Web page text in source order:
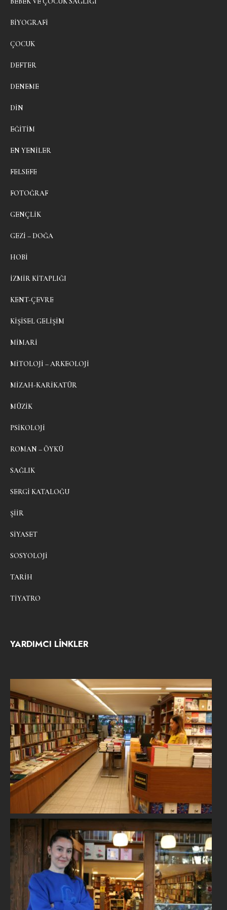
BIYOGRAFI
ÇOCUK
DEFTER
DENEME
DIN
EĞITIM
EN YENILER
FELSEFE
FOTOĞRAF
GENÇLIK
GEZI – DOĞA
HOBI
İZMIR KITAPLIĞI
KENT-ÇEVRE
KIŞISEL GELIŞIM
MIMARI
MITOLOJI – ARKEOLOJI
MIZAH-KARIKATÜR
MÜZIK
PSIKOLOJI
ROMAN – ÖYKÜ
SAĞLIK
SERGI KATALOĞU
ŞIIR
SIYASET
SOSYOLOJI
TARIH
TIYATRO
YARDIMCI LİNKLER